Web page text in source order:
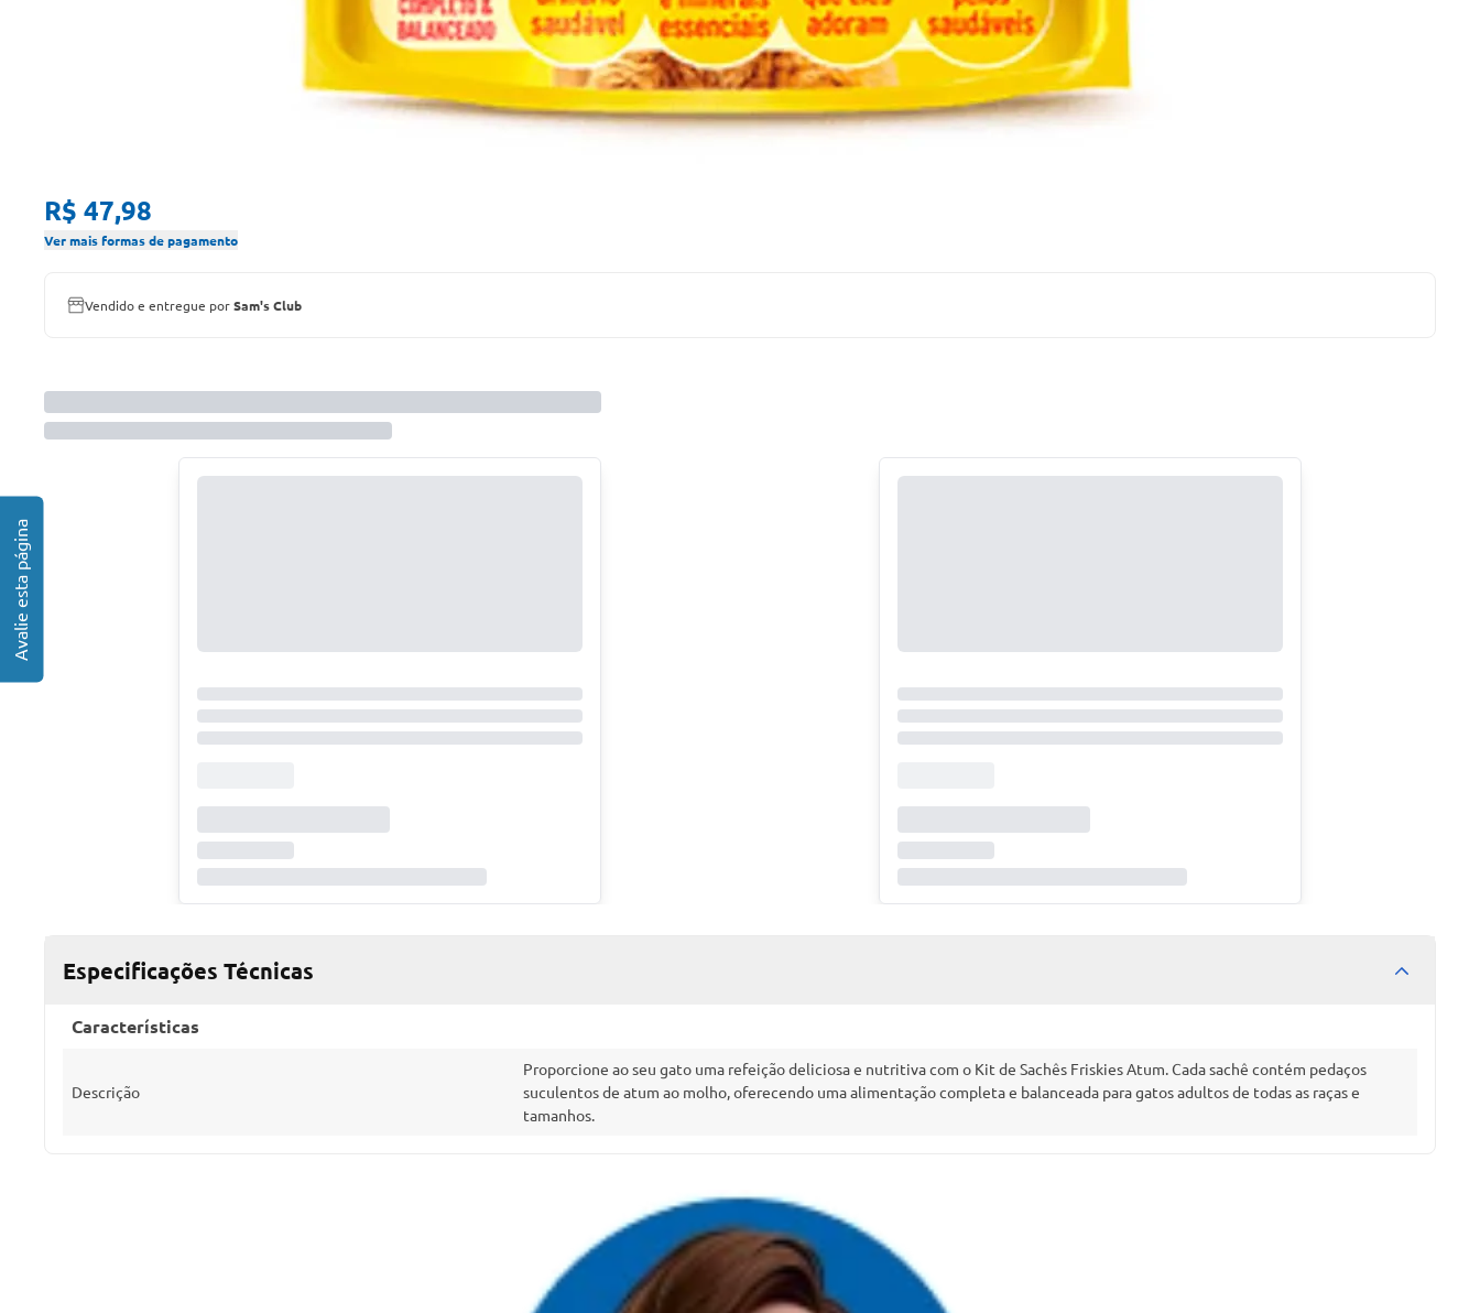
R$ 47,98
Ver mais formas de pagamento
Vendido e entregue porSam's Club
Especificações Técnicas
Características
Descrição
Proporcione ao seu gato uma refeição deliciosa e nutritiva com o Kit de Sachês Friskies Atum. Cada sachê contém pedaços
suculentos de atum ao molho, oferecendo uma alimentação completa e balanceada para gatos adultos de todas as raças e
tamanhos.